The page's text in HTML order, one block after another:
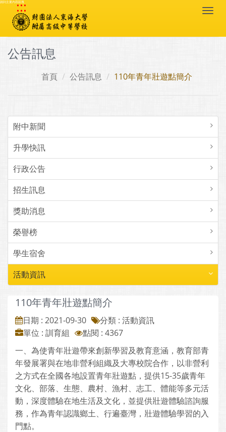
跳到主要內容區塊
:::
公告訊息
首頁 公告訊息 110年青年壯遊點簡介
附中新聞
升學快訊
行政公告
招生訊息
獎助消息
榮譽榜
學生宿舍
活動資訊
110年青年壯遊點簡介
日期 : 2021-09-30
分類 : 活動資訊
單位 : 訓育組
點閱 : 4367
一、為使青年壯遊帶來創新學習及教育意涵，教育部青
年發展署與在地非營利組織及大專校院合作，以非營利
之方式在全國各地設置青年壯遊點，提供15-35歲青年
文化、部落、生態、農村、漁村、志工、體能等多元活
動，深度體驗在地生活及文化，並提供壯遊體驗諮詢服
務，作為青年認識鄉土、行遍臺灣，壯遊體驗學習的入
門點。